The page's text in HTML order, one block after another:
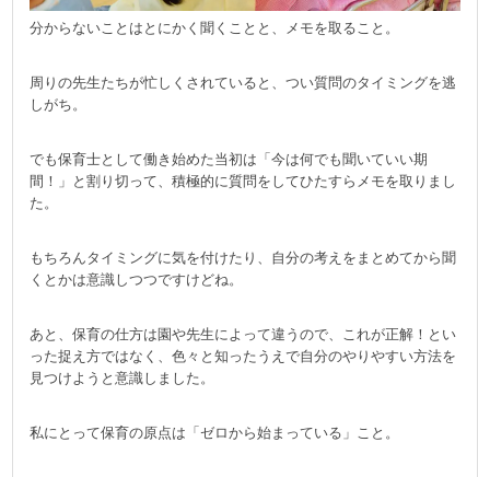
分からないことはとにかく聞くことと、メモを取ること。
周りの先生たちが忙しくされていると、つい質問のタイミングを逃
しがち。
でも保育士として働き始めた当初は「今は何でも聞いていい期
間！」と割り切って、積極的に質問をしてひたすらメモを取りまし
た。
もちろんタイミングに気を付けたり、自分の考えをまとめてから聞
くとかは意識しつつですけどね。
あと、保育の仕方は園や先生によって違うので、これが正解！とい
った捉え方ではなく、色々と知ったうえで自分のやりやすい方法を
見つけようと意識しました。
私にとって保育の原点は「ゼロから始まっている」こと。